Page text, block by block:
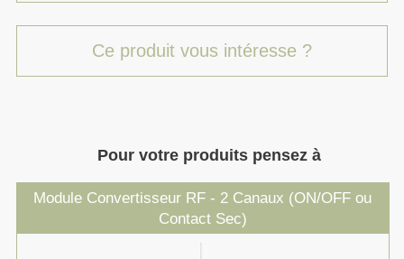
Ce produit vous intéresse ?
Pour votre produits pensez à
Module Convertisseur RF - 2 Canaux (ON/OFF ou
Contact Sec)